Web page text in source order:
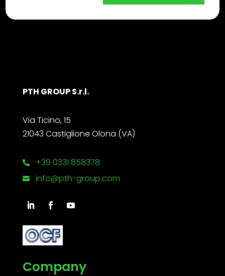
PTH GROUP S.r.l.
Via Ticino, 15
21043 Castiglione Olona (VA)
 +39 0331 858378
 info@pth-group.com
Company